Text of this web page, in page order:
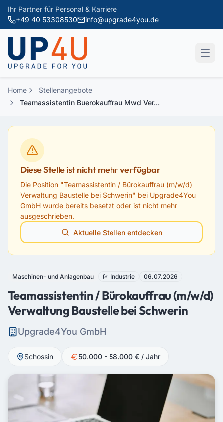
Zum Hauptinhalt springen
Ihr Partner für Personal & Karriere
+49 40 53308530
info@upgrade4you.de
Home
Stellenangebote
Teamassistentin Buerokauffrau Mwd Ver...
Diese Stelle ist nicht mehr verfügbar
Die Position "Teamassistentin / Bürokauffrau (m/w/d)
Verwaltung Baustelle bei Schwerin" bei Upgrade4You
GmbH wurde bereits besetzt oder ist nicht mehr
ausgeschrieben.
Aktuelle Stellen entdecken
Maschinen- und Anlagenbau Industrie 06.07.2026
Teamassistentin / Bürokauffrau (m/w/d)
Verwaltung Baustelle bei Schwerin
Upgrade4You GmbH
Schossin 50.000 - 58.000 € / Jahr